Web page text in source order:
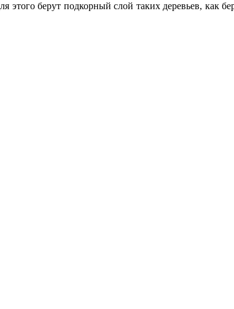
этого берут подкорный слой таких деревьев, как